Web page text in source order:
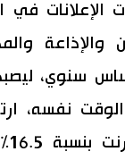
في
والإذاعة
نفسه،